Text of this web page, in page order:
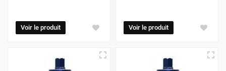
excessive sur le perforateur n'accélère pas le perçage
mais fatigue inutilement le moteur et use les
diamètre. Si vous rencontrez un ferraillage dense,
basculez en mode rotation seule ou utilisez une
Voir le produit Voir le produit